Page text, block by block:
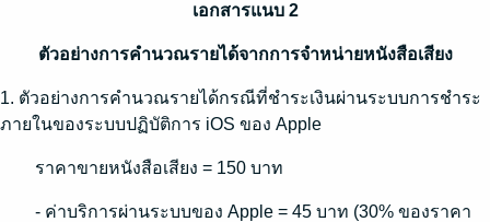
เอกสารแนบ 2
ตัวอย่างการคำนวณรายได้จากการจำหน่ายหนังสือเสียง
1. ตัวอย่างการคำนวณรายได้กรณีที่ชำระเงินผ่านระบบการชำระ
ภายในของระบบปฏิบัติการ iOS ของ Apple
ราคาขายหนังสือเสียง = 150 บาท
- ค่าบริการผ่านระบบของ Apple = 45 บาท (30% ของราคา